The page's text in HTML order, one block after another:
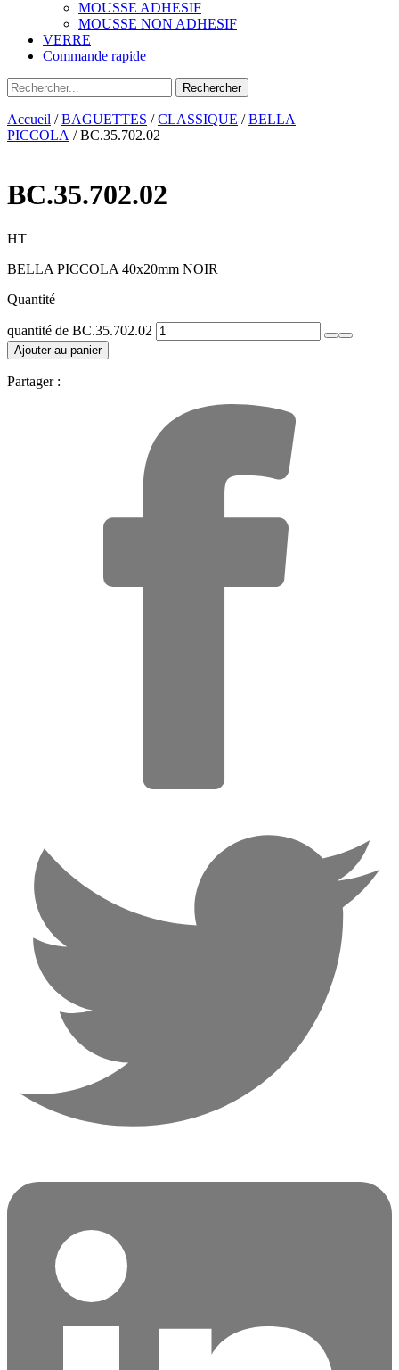
MOUSSE ADHESIF
MOUSSE NON ADHESIF
VERRE
Commande rapide
Accueil /BAGUETTES /CLASSIQUE /BELLA
PICCOLA / BC.35.702.02
BC.35.702.02
HT
BELLA PICCOLA 40x20mm NOIR
Quantité
quantité de BC.35.702.02
Ajouter au panier
Partager :